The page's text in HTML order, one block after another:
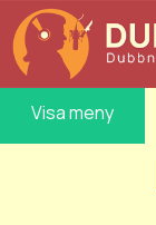
Visa meny